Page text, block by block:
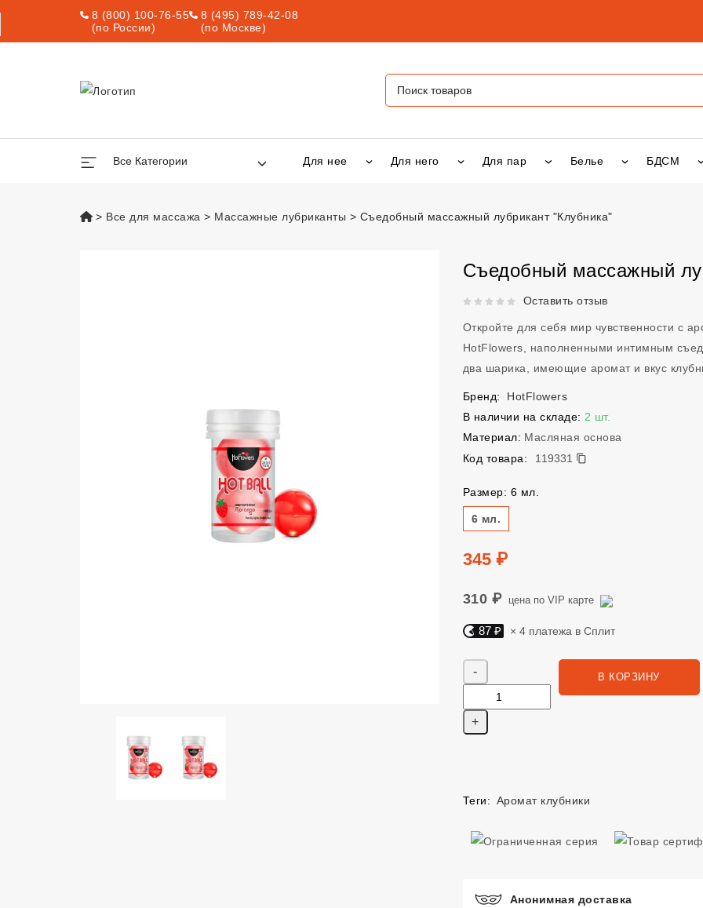
8 (800) 100-76-55
(по России)
8 (495) 789-42-08
(по Москве)
Все Категории Для нее Для него Для пар Белье БДСМ
vsexshop.ru
Все для массажа Массажные лубриканты Съедобный массажный лубрикант "Клубника"
Съедобный массажный
Рейтинг 5 из 5.Оставить отзыв
Откройте для себя мир чувственности с
HotFlowers, наполненными интимным
два шарика, имеющие аромат и вкус
Бренд:
HotFlowers
В наличии на складе: 2 шт.
Материал: Масляная основа
Код товара:
119331
119331
Размер: 6 мл.
Размер
6 мл.
Цена
345 ₽
310 ₽ цена по VIP карте
Яндекс Сплит. 87 руб, 4 платежа в Сплит
87 ₽ × 4 платежа в Сплит
В КОРЗИНУ
Теги: Аромат клубники
Анонимная доставка